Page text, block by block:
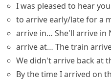
I was pleased to hear you
to arrive early/latefor a
arrive in… She'll arrive in
arrive at… The train
We didn't arrive back at
By the time Iarrived on